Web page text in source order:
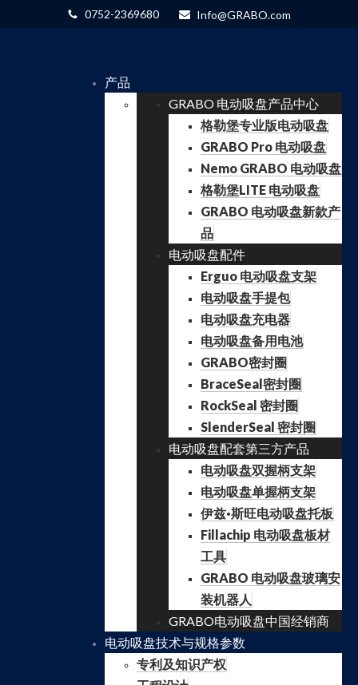
0752-2369680 Info@GRABO.com
产品
GRABO 电动吸盘产品中心
格勒堡专业版电动吸盘
GRABO Pro 电动吸盘
Nemo GRABO 电动吸盘
格勒堡LITE 电动吸盘
GRABO 电动吸盘新款产
品
电动吸盘配件
Erguo 电动吸盘支架
电动吸盘手提包
电动吸盘充电器
电动吸盘备用电池
GRABO密封圈
BraceSeal密封圈
RockSeal 密封圈
SlenderSeal 密封圈
电动吸盘配套第三方产品
电动吸盘双握柄支架
电动吸盘单握柄支架
伊兹·斯旺电动吸盘托板
Fillachip 电动吸盘板材
工具
GRABO 电动吸盘玻璃安
装机器人
GRABO电动吸盘中国经销商
电动吸盘技术与规格参数
专利及知识产权